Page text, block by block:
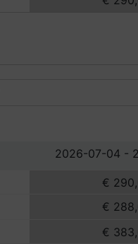
2026-07-04 -
€
€
€